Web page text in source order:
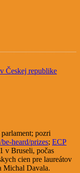
republike
pozri
heard/prizes; ECP
v Bruseli, počas
cien pre laureátov
Michal Davala.